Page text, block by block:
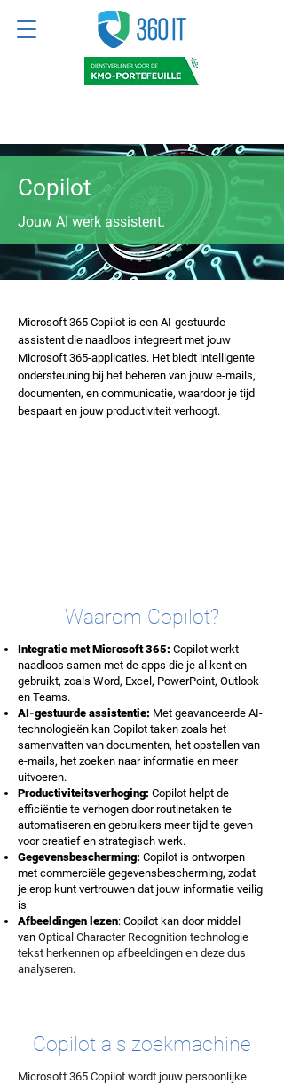
Copilot
Jouw AI werk assistent.
Microsoft 365 Copilot is een AI-gestuurde
assistent die naadloos integreert met jouw
Microsoft 365-applicaties. Het biedt intelligente
ondersteuning bij het beheren van jouw e-mails,
documenten, en communicatie, waardoor je tijd
bespaart en jouw productiviteit verhoogt.
Waarom Copilot?
Integratie met Microsoft 365: Copilot werkt
naadloos samen met de apps die je al kent en
gebruikt, zoals Word, Excel, PowerPoint, Outlook
en Teams.
AI-gestuurde assistentie: Met geavanceerde AI-
technologieën kan Copilot taken zoals het
samenvatten van documenten, het opstellen van
e-mails, het zoeken naar informatie en meer
uitvoeren.
Productiviteitsverhoging: Copilot helpt de
efficiëntie te verhogen door routinetaken te
automatiseren en gebruikers meer tijd te geven
voor creatief en strategisch werk.
Gegevensbescherming: Copilot is ontworpen
met commerciële gegevensbescherming, zodat
je erop kunt vertrouwen dat jouw informatie veilig
is
Afbeeldingen lezen: Copilot kan door middel
van Optical Character Recognition technologie
tekst herkennen op afbeeldingen en deze dus
analyseren.
Copilot als zoekmachine
Microsoft 365 Copilot wordt jouw persoonlijke